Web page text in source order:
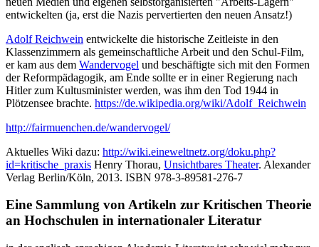
entwickelten (ja, erst die Nazis pervertierten den neuen Ansatz!)
Adolf Reichwein entwickelte die historische Zeitleiste in den
Klassenzimmern als gemeinschaftliche Arbeit und den Schul-Film,
er kam aus dem Wandervogel und beschäftigte sich mit den Formen
der Reformpädagogik, am Ende sollte er in einer Regierung nach
Hitler zum Kultusminister werden, was ihm den Tod 1944 in
Plötzensee brachte. https://de.wikipedia.org/wiki/Adolf_Reichwein
http://fairmuenchen.de/wandervogel/
Aktuelles Wiki dazu: http://wiki.eineweltnetz.org/doku.php?
id=kritische_praxis Henry Thorau, Unsichtbares Theater. Alexander
Verlag Berlin/Köln, 2013. ISBN 978-3-89581-276-7
Eine Sammlung von Artikeln zur Kritischen Theorie
an Hochschulen in internationaler Literatur